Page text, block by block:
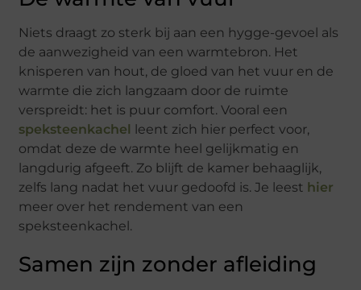
Niets draagt zo sterk bij aan een hygge-gevoel als
de aanwezigheid van een warmtebron. Het
knisperen van hout, de gloed van het vuur en de
warmte die zich langzaam door de ruimte
verspreidt: het is puur comfort. Vooral een
speksteenkachel leent zich hier perfect voor,
omdat deze de warmte heel gelijkmatig en
langdurig afgeeft. Zo blijft de kamer behaaglijk,
zelfs lang nadat het vuur gedoofd is. Je leest hier
meer over het rendement van een
speksteenkachel.
Samen zijn zonder afleiding